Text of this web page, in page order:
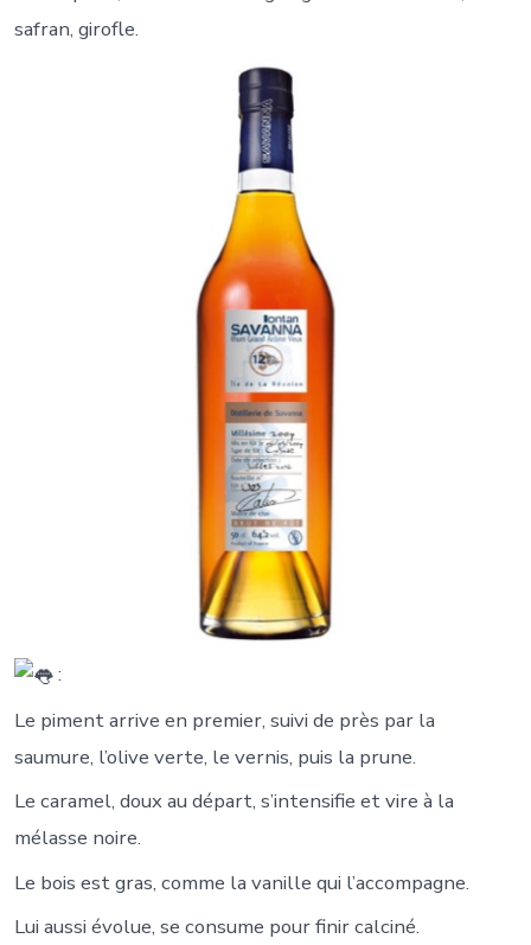
safran, girofle.
:
Le piment arrive en premier, suivi de près par la
saumure, l’olive verte, le vernis, puis la prune.
Le caramel, doux au départ, s’intensifie et vire à la
mélasse noire.
Le bois est gras, comme la vanille qui l’accompagne.
Lui aussi évolue, se consume pour finir calciné.